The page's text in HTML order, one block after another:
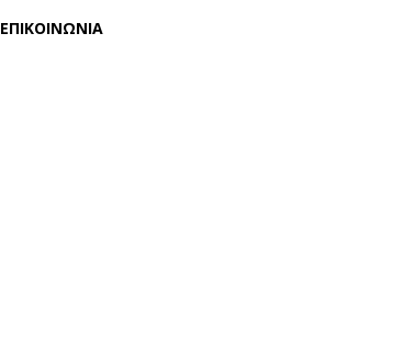
ΕΠΙΚΟΙΝΩΝΙΑ